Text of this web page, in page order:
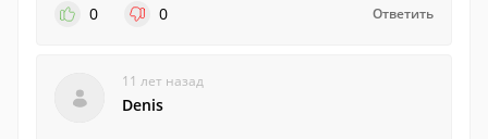
0
0 Ответить
11 лет назад
Denis